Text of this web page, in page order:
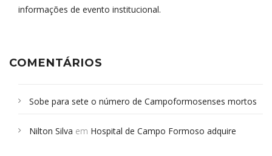
informações de evento institucional.
COMENTÁRIOS
Sobe para sete o número de Campoformosenses mortos
Campoformosenses que morreram em desabamentos são
Nilton Silva em Hospital de Campo Formoso adquire